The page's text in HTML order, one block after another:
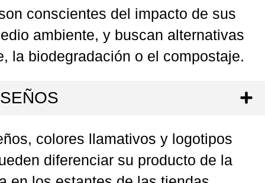
conscientes del impacto de sus
ambiente, y buscan alternativas
la biodegradación o el compostaje.
colores llamativos y logotipos
diferenciar su producto de la